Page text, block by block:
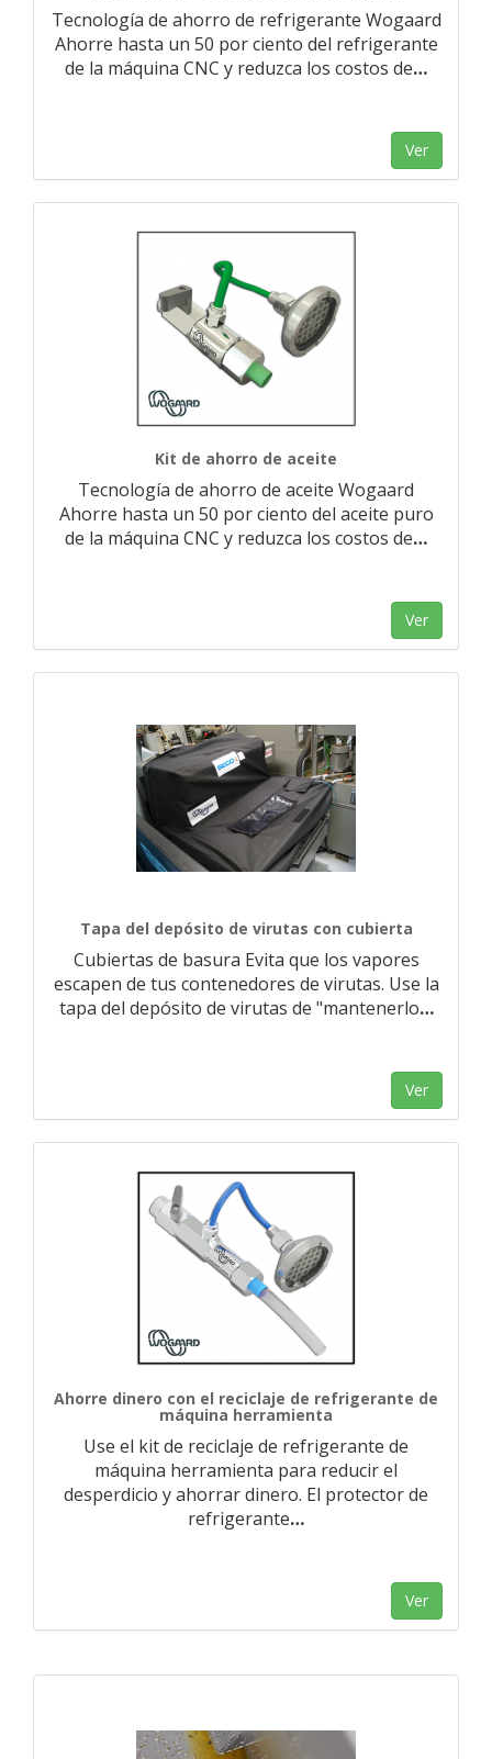
Tecnología de ahorro de refrigerante Wogaard
Ahorre hasta un 50 por ciento del refrigerante
de la máquina CNC y reduzca los costos de…
Ver
Kit de ahorro de aceite
Tecnología de ahorro de aceite Wogaard
Ahorre hasta un 50 por ciento del aceite puro
de la máquina CNC y reduzca los costos de…
Ver
Tapa del depósito de virutas con cubierta
Cubiertas de basura Evita que los vapores
escapen de tus contenedores de virutas. Use la
tapa del depósito de virutas de "mantenerlo…
Ver
Ahorre dinero con el reciclaje de refrigerante de
máquina herramienta
Use el kit de reciclaje de refrigerante de
máquina herramienta para reducir el
desperdicio y ahorrar dinero. El protector de
refrigerante…
Ver